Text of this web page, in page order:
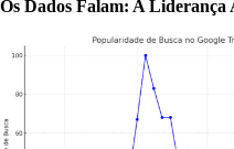
Os Dados Falam: A